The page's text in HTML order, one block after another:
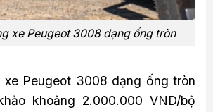
xe Peugeot 3008 dạng ống tròn
xe Peugeot 3008 dạng ống tròn
khoảng 2.000.000 VND/bộ